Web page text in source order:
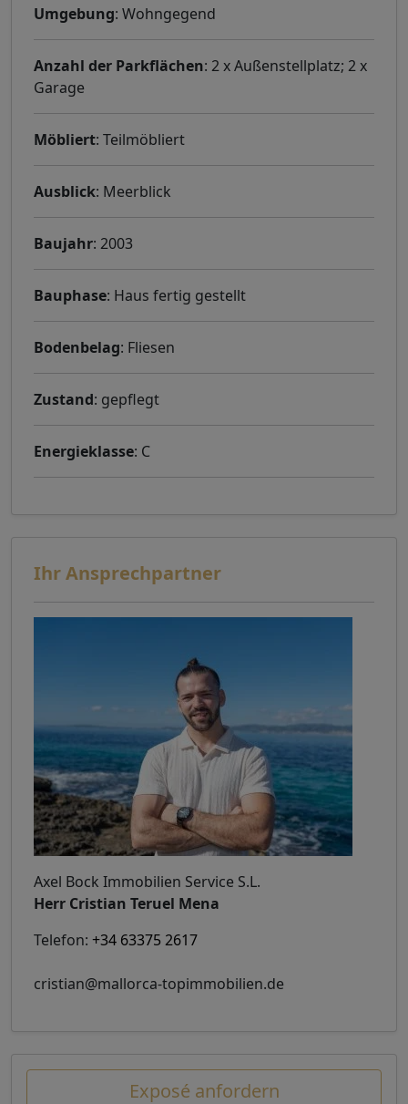
Umgebung: Wohngegend
Anzahl der Parkflächen: 2 x Außenstellplatz; 2 x
Garage
Möbliert: Teilmöbliert
Ausblick: Meerblick
Baujahr: 2003
Bauphase: Haus fertig gestellt
Bodenbelag: Fliesen
Zustand: gepflegt
Energieklasse: C
Ihr Ansprechpartner
Axel Bock Immobilien Service S.L.
Herr Cristian Teruel Mena
Telefon: +34 63375 2617
cristian@mallorca-topimmobilien.de
Exposé anfordern